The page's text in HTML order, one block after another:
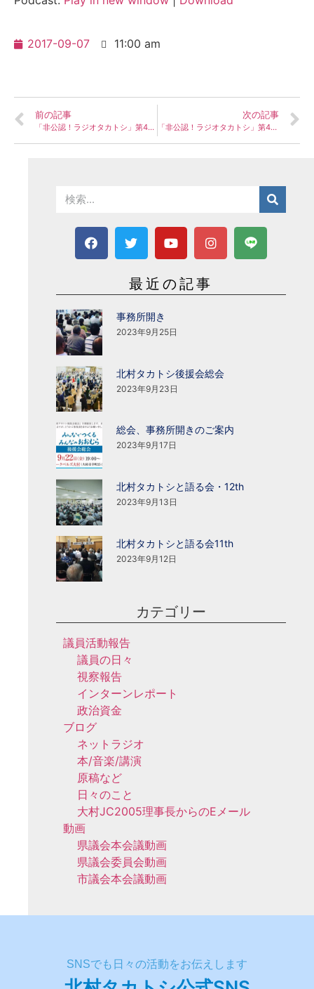
ー
2017-09-07 11:00 am
前の記事
「非公認！ラジオタカトシ」第43回配信 〜市議会反省会 / 平成29年6月議会 その2 〜
次の記事
「非公認！ラジオタカトシ」第45回配信 〜 同友会ってど～ゆ～会？ / 中小企業家同友会 & O-Biz その2 〜
最近の記事
事務所開き
2023年9月25日
北村タカトシ後援会総会
2023年9月23日
総会、事務所開きのご案内
2023年9月17日
北村タカトシと語る会・12th
2023年9月13日
北村タカトシと語る会11th
2023年9月12日
カテゴリー
議員活動報告
議員の日々
視察報告
インターンレポート
政治資金
ブログ
ネットラジオ
本/音楽/講演
原稿など
日々のこと
大村JC2005理事長からのEメール
動画
県議会本会議動画
県議会委員会動画
市議会本会議動画
SNSでも日々の活動をお伝えします